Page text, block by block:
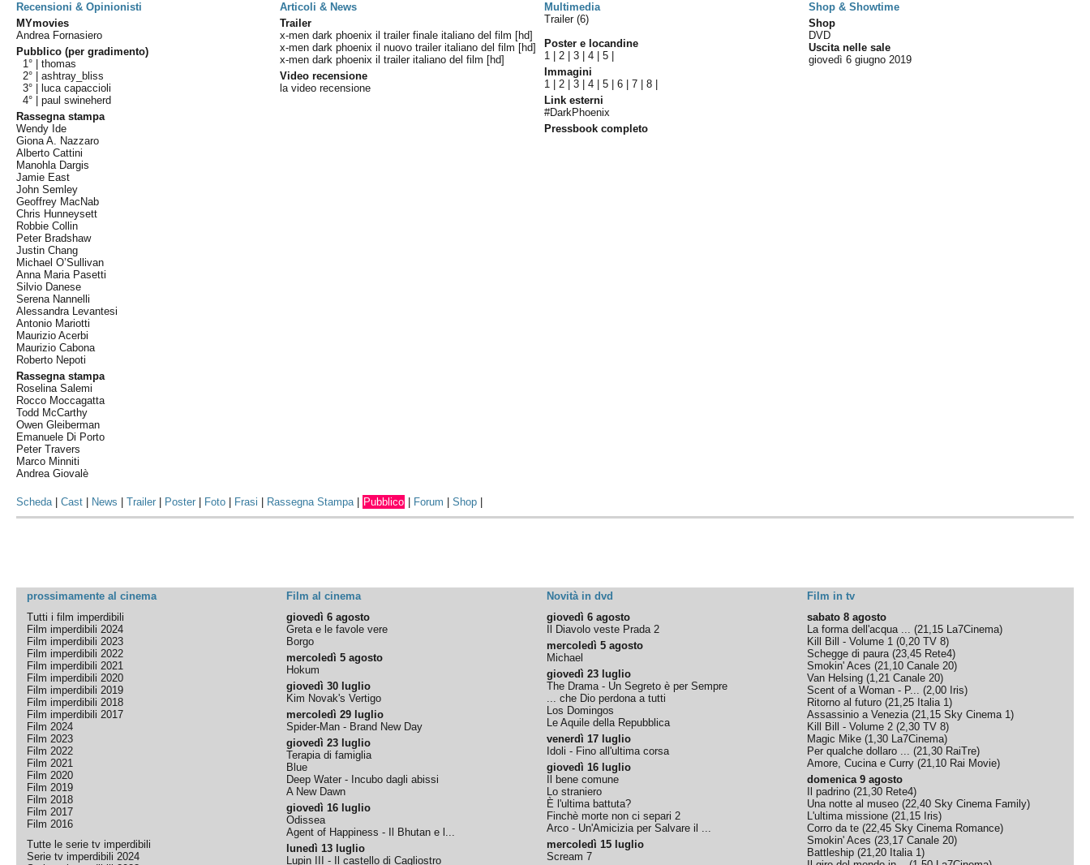
Recensioni & Opinionisti
Articoli & News Multimedia
Shop & Showtime
MYmovies
Andrea Fornasiero
Pubblico (per gradimento)
1° |thomas
2° |ashtray_bliss
3° |
luca capaccioli
4° |paul swineherd
Rassegna stampa
Wendy Ide
Giona A. Nazzaro
Alberto Cattini
Manohla Dargis
Jamie East
John Semley
Geoffrey MacNab
Chris Hunneysett
Robbie Collin
Peter Bradshaw
Justin Chang
Michael O’Sullivan
Anna Maria Pasetti
Silvio Danese
Serena Nannelli
Alessandra Levantesi
Antonio Mariotti
Maurizio Acerbi
Maurizio Cabona
Roberto Nepoti
Rassegna stampa
Roselina Salemi
Rocco Moccagatta
Todd McCarthy
Owen Gleiberman
Emanuele Di Porto
Peter Travers
Marco Minniti
Andrea Giovalè
Trailer
x-men dark phoenix il trailer finale italiano del film [hd]
x-men dark phoenix il nuovo trailer italiano del film [hd]
x-men dark phoenix il trailer italiano del film [hd]
Video recensione
la video recensione
Trailer (6)
Poster e locandine
1 |2 |3 |4 |5
Immagini
1 |2 |3 |4 |5 |6 |7 |8
Link esterni
#DarkPhoenix
Pressbook completo
Shop
DVD
Uscita nelle sale
giovedì 6 giugno 2019
Scheda|Cast News |Trailer Poster Foto Frasi Rassegna Stampa| Pubblico Forum |Shop
prossimamente al cinema Film al cinema Novità in dvd
Film in tv
Tutti i film imperdibili
Film imperdibili 2024
Film imperdibili 2023
Film imperdibili 2022
Film imperdibili 2021
Film imperdibili 2020
Film imperdibili 2019
Film imperdibili 2018
Film imperdibili 2017
Film 2024
Film 2023
Film 2022
Film 2021
Film 2020
Film 2019
Film 2018
Film 2017
Film 2016
Tutte le serie tv imperdibili
Serie tv imperdibili 2024
giovedì 6 agosto
Greta e le favole vere
Borgo
mercoledì 5 agosto
Hokum
giovedì 30 luglio
Kim Novak's Vertigo
mercoledì 29 luglio
Spider-Man - Brand New Day
giovedì 23 luglio
Terapia di famiglia
Blue
Deep Water - Incubo dagli abissi
A New Dawn
giovedì 16 luglio
Odissea
Agent of Happiness - Il Bhutan e l...
lunedì 13 luglio
Lupin III - Il castello di Cagliostro
giovedì 6 agosto
Il Diavolo veste Prada 2
mercoledì 5 agosto
Michael
giovedì 23 luglio
The Drama - Un Segreto è per Sempre
... che Dio perdona a tutti
Los Domingos
Le Aquile della Repubblica
venerdì 17 luglio
Idoli - Fino all'ultima corsa
giovedì 16 luglio
Il bene comune
Lo straniero
È l'ultima battuta?
Finchè morte non ci separi 2
Arco - Un'Amicizia per Salvare il ...
mercoledì 15 luglio
Scream 7
sabato 8 agosto
La forma dell'acqua ... (21,15 La7Cinema)
Kill Bill - Volume 1 (0,20 TV 8)
Schegge di paura(23,45 Rete4)
Smokin' Aces (21,10 Canale 20)
Van Helsing (1,21 Canale 20)
Scent of a Woman - P... (2,00 Iris)
Ritorno al futuro (21,25 Italia 1)
Assassinio a Venezia(21,15 Sky Cinema 1)
Kill Bill - Volume 2 (2,30 TV 8)
Magic Mike (1,30 La7Cinema)
Per qualche dollaro ... (21,30 RaiTre)
Amore, Cucina e Curry (21,10 Rai Movie)
domenica 9 agosto
Il padrino (21,30 Rete4)
Una notte al museo (22,40 Sky Cinema Family)
L'ultima missione (21,15 Iris)
Corro da te (22,45 Sky Cinema Romance)
Smokin' Aces (23,17 Canale 20)
Battleship (21,20 Italia 1)